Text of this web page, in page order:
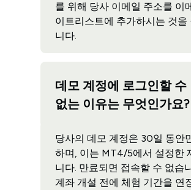
를 위해 당사 이메일 주소를 이
이트리스트에 추가하시는 것을
니다.
데모 계정에 로그인할 수
없는 이유는 무엇인가요?
당사의 데모 계정은 30일 동안
하며, 이는 MT4/5에서 설정한
니다. 만료되면 접속할 수 없습
계좌 개설 전에 체험 기간을 연